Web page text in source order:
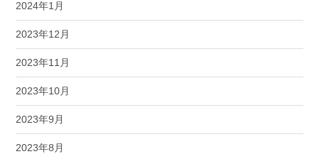
2024年1月
2023年12月
2023年11月
2023年10月
2023年9月
2023年8月